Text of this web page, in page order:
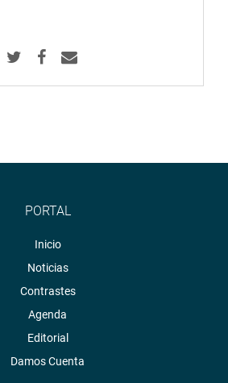
PORTAL
Inicio
Noticias
Contrastes
Agenda
Editorial
Damos Cuenta